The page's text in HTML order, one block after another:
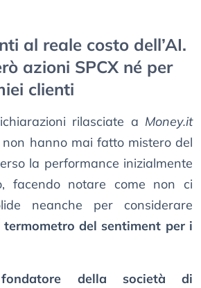
al reale costo dell’AI.
azioni SPCX né per
clienti
rilasciate a Money.it
hanno mai fatto mistero del
la performance inizialmente
facendo notare come non ci
neanche per considerare
del sentiment per i
della società di